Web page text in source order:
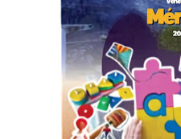
Gobernación de Mérida
Corposalud inició
Fortalecen formación